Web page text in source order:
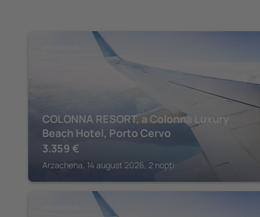
COLONNA RESORT, a Colonna Luxury
Beach Hotel, Porto Cervo
3.359 €
Arzachena, 14 august 2026, 2 nopți